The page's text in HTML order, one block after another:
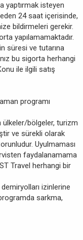
yaptırmak isteyen
24 saat içerisinde,
bildirmeleri gerekir.
yapılamamaktadır.
süresi ve tutarına
bu sigorta herhangi
ile ilgili satış
programı
ülkeler/bölgeler, turizm
ve sürekli olarak
Uyulmaması
faydalanamama
Travel herhangi bir
izinlerine
sarkma,